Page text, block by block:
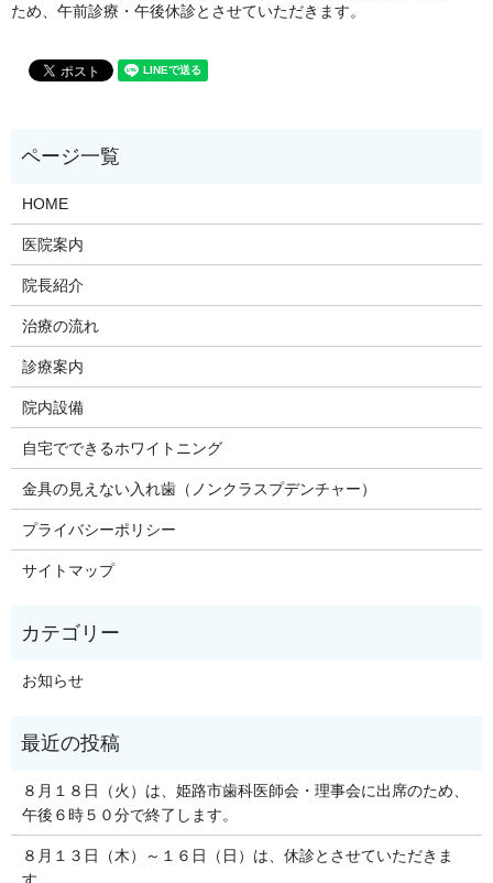
ため、午前診療・午後休診とさせていただきます。
HOME
医院案内
院長紹介
治療の流れ
診療案内
院内設備
自宅でできるホワイトニング
金具の見えない入れ歯（ノンクラスプデンチャー）
プライバシーポリシー
サイトマップ
お知らせ
８月１８日（火）は、姫路市歯科医師会・理事会に出席のため、
午後６時５０分で終了します。
８月１３日（木）～１６日（日）は、休診とさせていただきま
す。